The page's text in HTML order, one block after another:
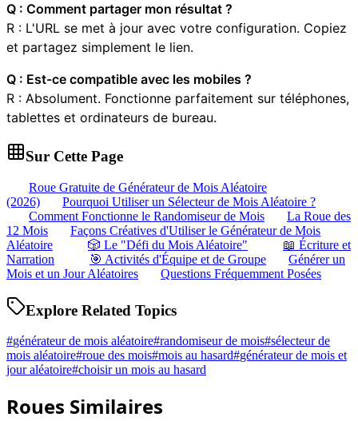
Q : Comment partager mon résultat ?
R : L'URL se met à jour avec votre configuration. Copiez
et partagez simplement le lien.
Q : Est-ce compatible avec les mobiles ?
R : Absolument. Fonctionne parfaitement sur téléphones,
tablettes et ordinateurs de bureau.
Sur Cette Page
Roue Gratuite de Générateur de Mois Aléatoire
(2026)
Pourquoi Utiliser un Sélecteur de Mois Aléatoire ?
Comment Fonctionne le Randomiseur de Mois
La Roue des
12 Mois
Façons Créatives d'Utiliser le Générateur de Mois
Aléatoire
🎲 Le "Défi du Mois Aléatoire"
📖 Écriture et
Narration
🎯 Activités d'Équipe et de Groupe
Générer un
Mois et un Jour Aléatoires
Questions Fréquemment Posées
Explore Related Topics
#générateur de mois aléatoire#randomiseur de mois#sélecteur de
mois aléatoire#roue des mois#mois au hasard#générateur de mois et
jour aléatoire#choisir un mois au hasard
Roues Similaires